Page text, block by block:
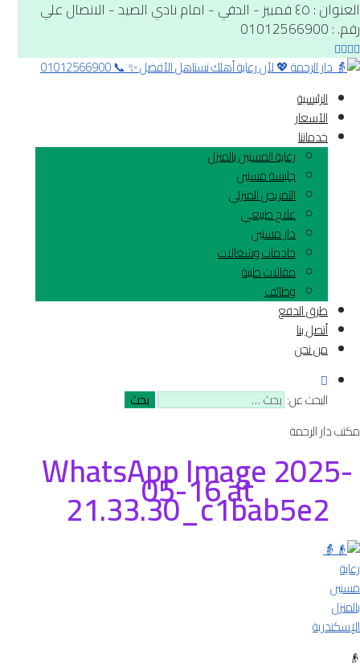
العنوان : ٤٥ قمبيز - الدقي - امام نادي الصيد - الاتصال علي
رقم. : 01012566900
الرئيسية
الآسعار
خدماتنا
رعاية المسنين بالمنزل
جليسة مسنين
التمريض المنزلي
علاج طبيعي
دار مسنين
خادمات وشغالات
مقالات طبية
وظائف
طرق الدفع
أتصل بنا
من نحن
البحث عن:
مكتب دار الرحمة
WhatsApp Image 2025-
05-16 at
21.33.30_c1bab5e2
👴